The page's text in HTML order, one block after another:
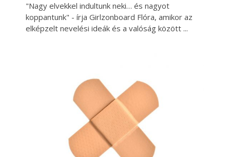
"Nagy elvekkel indultunk neki… és nagyot
koppantunk" - írja Girlzonboard Flóra, amikor az
elképzelt nevelési ideák és a valóság között